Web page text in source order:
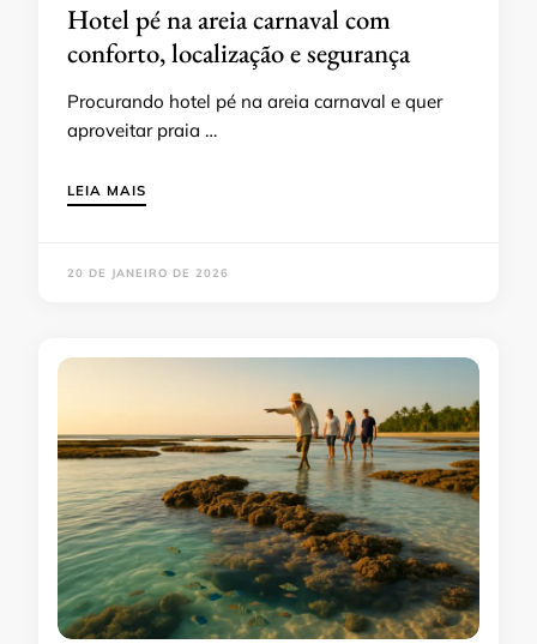
Hotel pé na areia carnaval com
conforto, localização e segurança
Procurando hotel pé na areia carnaval e quer
aproveitar praia …
LEIA MAIS
20 DE JANEIRO DE 2026